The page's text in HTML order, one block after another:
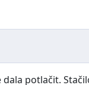
potlačit.